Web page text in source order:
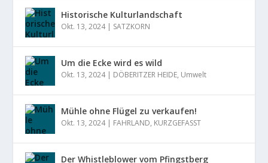
Historische Kulturlandschaft
Okt. 13, 2024| SATZKORN
Um die Ecke wird es wild
Okt. 13, 2024| DÖBERITZER HEIDE, Umwelt
Mühle ohne Flügel zu verkaufen!
Okt. 13, 2024| FAHRLAND, KURZGEFASST
Der Whistleblower vom Pfingstberg